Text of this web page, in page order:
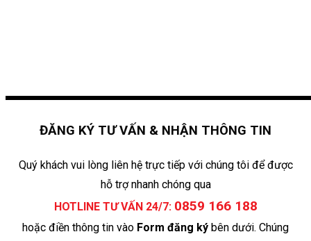
ĐĂNG KÝ TƯ VẤN & NHẬN THÔNG TIN
Quý khách vui lòng liên hệ trực tiếp với chúng tôi để được
hỗ trợ nhanh chóng qua
HOTLINE TƯ VẤN 24/7: 0859 166 188
hoặc điền thông tin vào Form đăng ký bên dưới. Chúng